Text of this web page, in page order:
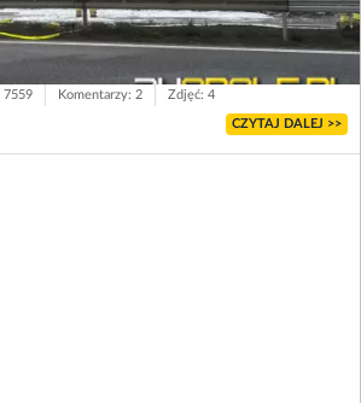
7559 Komentarzy: 2 Zdjęć: 4
CZYTAJ DALEJ >>